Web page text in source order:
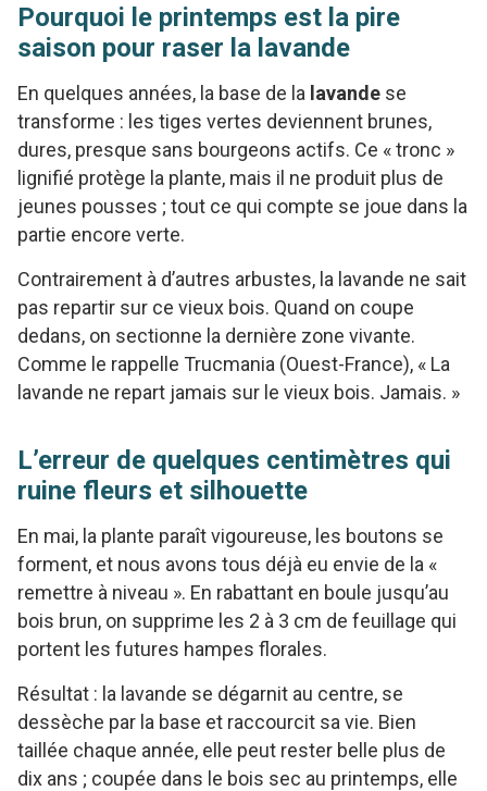
Pourquoi le printemps est la pire
saison pour raser la lavande
En quelques années, la base de la lavande se
transforme : les tiges vertes deviennent brunes,
dures, presque sans bourgeons actifs. Ce « tronc »
lignifié protège la plante, mais il ne produit plus de
jeunes pousses ; tout ce qui compte se joue dans la
partie encore verte.
Contrairement à d’autres arbustes, la lavande ne sait
pas repartir sur ce vieux bois. Quand on coupe
dedans, on sectionne la dernière zone vivante.
Comme le rappelle Trucmania (Ouest-France), « La
lavande ne repart jamais sur le vieux bois. Jamais. »
L’erreur de quelques centimètres qui
ruine fleurs et silhouette
En mai, la plante paraît vigoureuse, les boutons se
forment, et nous avons tous déjà eu envie de la «
remettre à niveau ». En rabattant en boule jusqu’au
bois brun, on supprime les 2 à 3 cm de feuillage qui
portent les futures hampes florales.
Résultat : la lavande se dégarnit au centre, se
dessèche par la base et raccourcit sa vie. Bien
taillée chaque année, elle peut rester belle plus de
dix ans ; coupée dans le bois sec au printemps, elle